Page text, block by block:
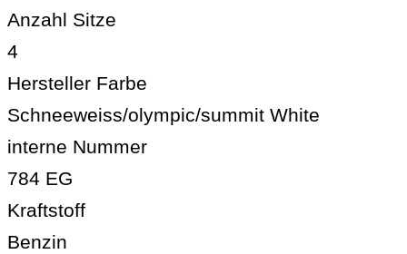
Anzahl Sitze
4
Hersteller Farbe
Schneeweiss/olympic/summit White
interne Nummer
784 EG
Kraftstoff
Benzin